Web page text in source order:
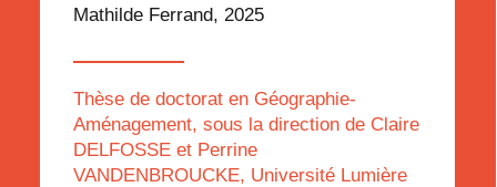
Mathilde Ferrand, 2025
Thèse de doctorat en Géographie-
Aménagement, sous la direction de Claire
DELFOSSE et Perrine
VANDENBROUCKE, Université Lumière